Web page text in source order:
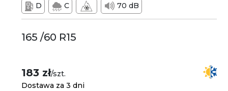
D C 70 dB
165 /60 R15
183 zł/szt.
Dostawa za 3 dni